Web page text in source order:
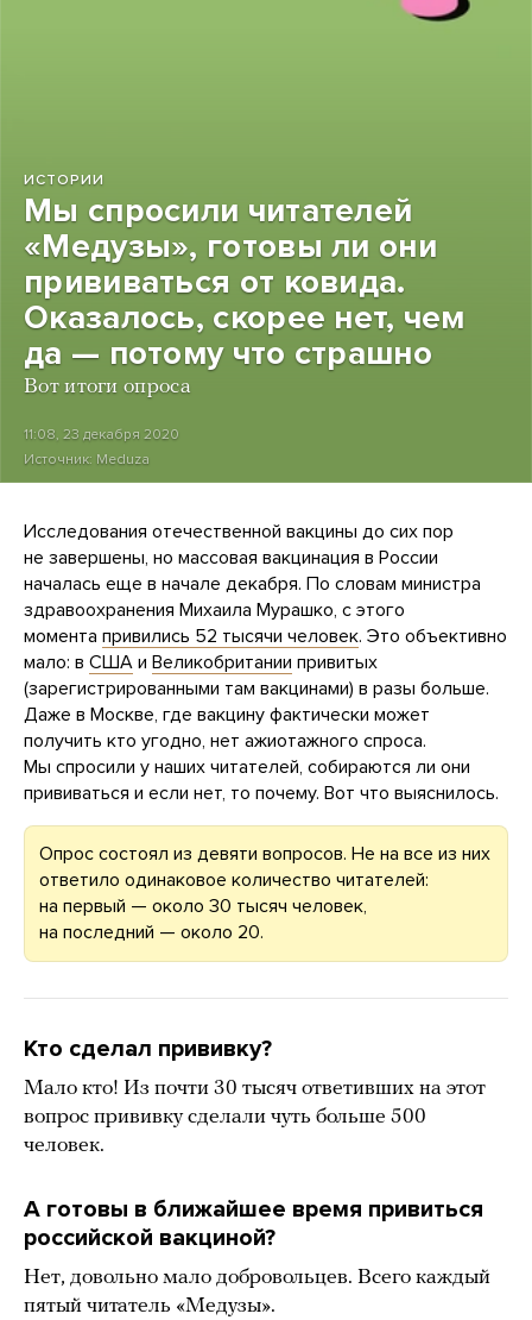
ИСТОРИИ
Мы спросили читателей
«Медузы», готовы ли они
прививаться от ковида.
Оказалось, скорее нет, чем
да — потому что страшно
Вот итоги опроса
11:08, 23 декабря 2020
Источник: Meduza
Исследования отечественной вакцины до сих пор
не завершены, но массовая вакцинация в России
началась еще в начале декабря. По словам министра
здравоохранения Михаила Мурашко, с этого
момента привились 52 тысячи человек. Это объективно
мало: в США и Великобритании привитых
(зарегистрированными там вакцинами) в разы больше.
Даже в Москве, где вакцину фактически может
получить кто угодно, нет ажиотажного спроса.
Мы спросили у наших читателей, собираются ли они
прививаться и если нет, то почему. Вот что выяснилось.
Опрос состоял из девяти вопросов. Не на все из них
ответило одинаковое количество читателей:
на первый — около 30 тысяч человек,
на последний — около 20.
Кто сделал прививку?
Мало кто! Из почти 30 тысяч ответивших на этот
вопрос прививку сделали чуть больше 500
человек.
А готовы в ближайшее время привиться
российской вакциной?
Нет, довольно мало добровольцев. Всего каждый
пятый читатель «Медузы».